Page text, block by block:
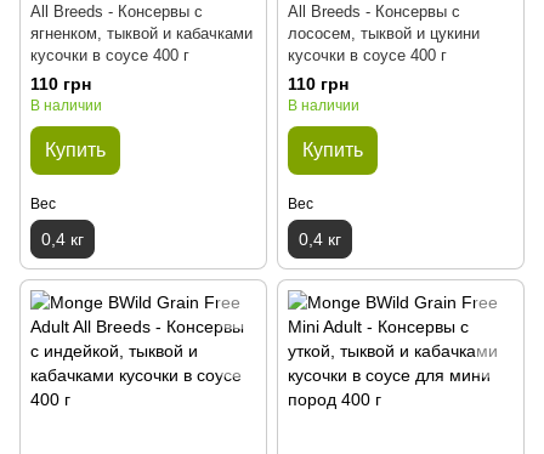
All Breeds - Консервы с
ягненком, тыквой и кабачками
кусочки в соусе 400 г
110 грн
В наличии
Купить
Вес
0,4 кг
All Breeds - Консервы с
лососем, тыквой и цукини
кусочки в соусе 400 г
110 грн
В наличии
Купить
Вес
0,4 кг